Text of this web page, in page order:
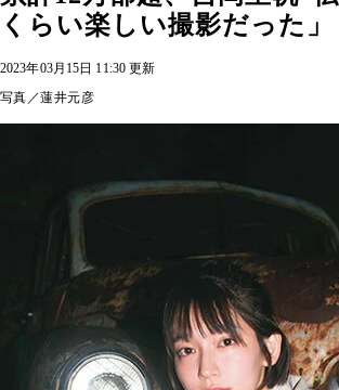
くらい楽しい撮影だった」
2023年03月15日 11:30 更新
写真／蓮井元彦